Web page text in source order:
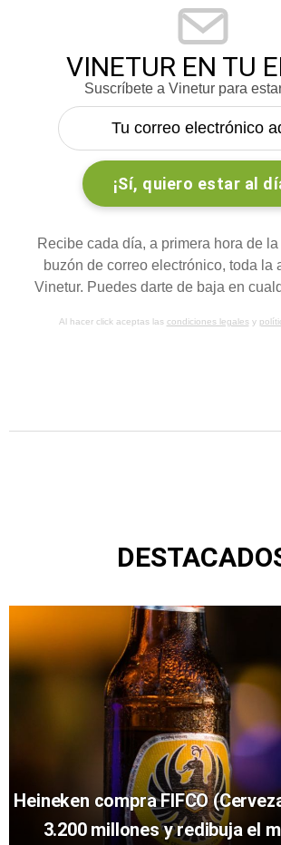
VINETUR EN TU
Suscríbete a Vinetur para
Recibe cada día, a primera hora de
buzón de correo electrónico, toda la
Vinetur. Puedes darte de baja en
Al hacer click aceptas las condiciones legalesy
Heineken compra FIFCO
3.200 millones y redibuja el